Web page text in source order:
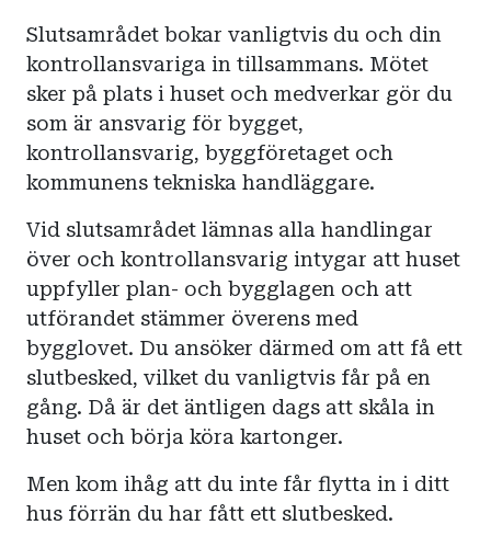
Slutsamrådet bokar vanligtvis du och din
kontrollansvariga in tillsammans. Mötet
sker på plats i huset och medverkar gör du
som är ansvarig för bygget,
kontrollansvarig, byggföretaget och
kommunens tekniska handläggare.
Vid slutsamrådet lämnas alla handlingar
över och kontrollansvarig intygar att huset
uppfyller plan- och bygglagen och att
utförandet stämmer överens med
bygglovet. Du ansöker därmed om att få ett
slutbesked, vilket du vanligtvis får på en
gång. Då är det äntligen dags att skåla in
huset och börja köra kartonger.
Men kom ihåg att du inte får flytta in i ditt
hus förrän du har fått ett slutbesked.